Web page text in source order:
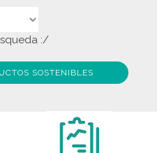
:/
SOSTENIBLES